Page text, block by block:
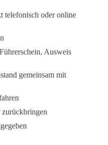
telefonisch oder online
Ausweis
gemeinsam mit
zurückbringen